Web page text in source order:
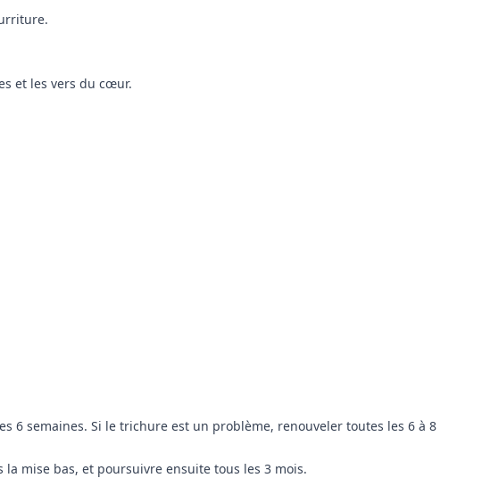
et les vers du cœur.
6 semaines. Si le trichure est un problème, renouveler toutes les 6 à 8
mise bas, et poursuivre ensuite tous les 3 mois.